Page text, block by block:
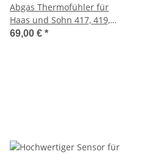
Abgas Thermofühler für
Haas und Sohn 417, 419,
432, 434, 517, 519, 521, 538
69,00 € *